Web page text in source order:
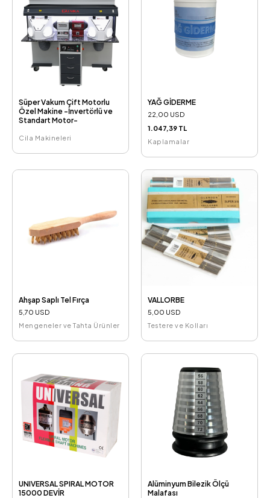
Süper Vakum Çift Motorlu
Özel Makine -İnvertörlü ve
Standart Motor-
Cila Makineleri
YAĞ GİDERME
22,00 USD
1.047,39 TL
Kaplamalar
Ahşap Saplı Tel Fırça
5,70 USD
Mengeneler ve Tahta Ürünler
VALLORBE
5,00 USD
Testere ve Kolları
UNIVERSAL SPIRAL MOTOR
15000 DEVİR
Alüminyum Bilezik Ölçü
Malafası